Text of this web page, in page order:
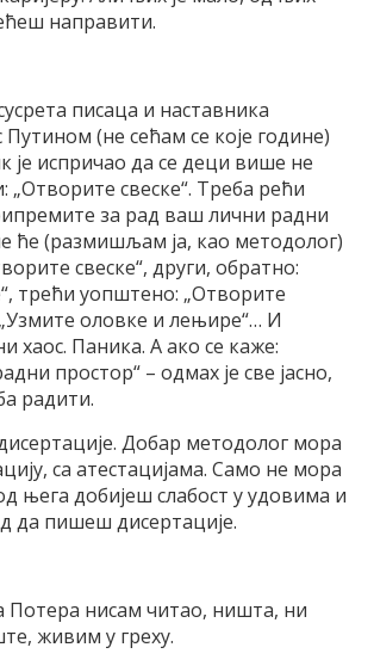
направити.
писаца и наставника
(не сећам се које године)
је испричао да се деци више не
свеске“. Треба рећи
за рад ваш лични радни
ће (размишљам ја, као методолог)
свеске“, други, обратно:
трећи уопштено: „Отворите
оловке и лењире“… И
хаос. Паника. А ако се каже:
простор“ – одмах је све јасно,
радити.
Добар методолог мора
са атестацијама. Само не мора
њега добијеш слабост у удовима и
да пишеш дисертације.
Потера нисам читао, ништа, ни
живим у греху.